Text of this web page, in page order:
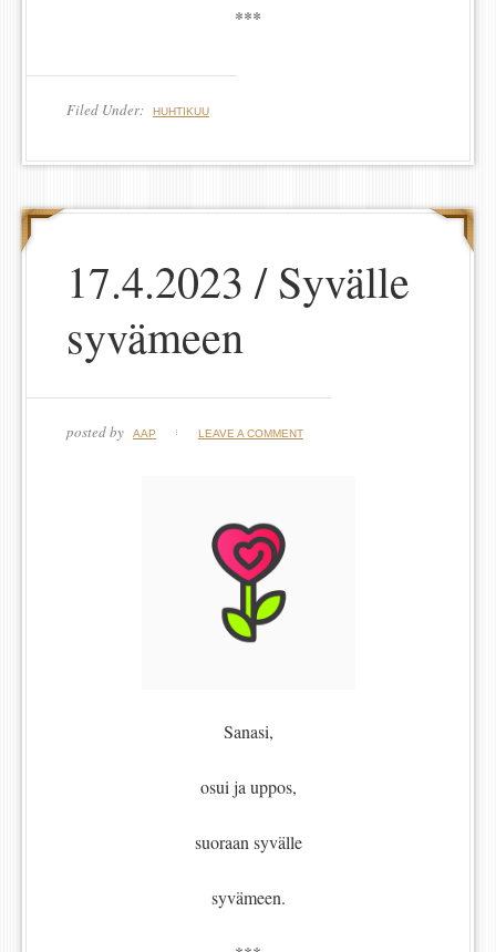
***
Filed Under: HUHTIKUU
17.4.2023 / Syvälle
syvämeen
posted by AAP LEAVE A COMMENT
Sanasi,
osui ja uppos,
suoraan syvälle
syvämeen.